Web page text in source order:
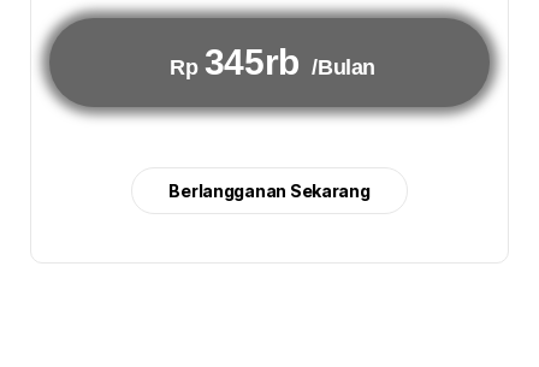
Rp 345rb /Bulan
Berlangganan Sekarang